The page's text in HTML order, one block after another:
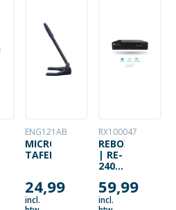
ENG121AB
MICROFOON
TAFELSTATIEF
24,99
incl.
RX100047
REBOX
| RE-
2400
FREE-
TO-
59,99
incl.